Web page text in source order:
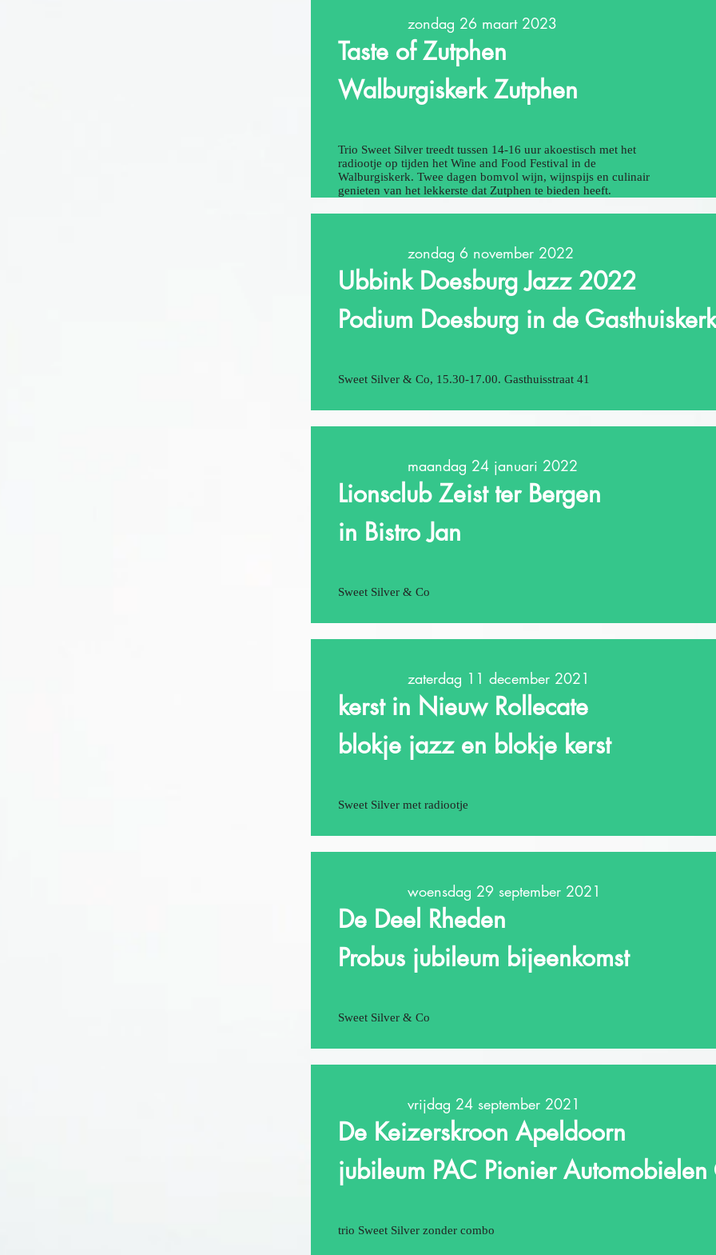
zondag 26 maart 2023
Taste of Zutphen
Walburgiskerk Zutphen
Trio Sweet Silver treedt tussen 14-16 uur akoestisch met het
radiootje op tijden het Wine and Food Festival in de
Walburgiskerk. Twee dagen bomvol wijn, wijnspijs en culinair
genieten van het lekkerste dat Zutphen te bieden heeft.
zondag 6 november 2022
Ubbink Doesburg Jazz 2022
Podium Doesburg in de Gasthuiskerk
Sweet Silver & Co, 15.30-17.00. Gasthuisstraat 41
maandag 24 januari 2022
Lionsclub Zeist ter Bergen
in Bistro Jan
Sweet Silver & Co
zaterdag 11 december 2021
kerst in Nieuw Rollecate
blokje jazz en blokje kerst
Sweet Silver met radiootje
woensdag 29 september 2021
De Deel Rheden
Probus jubileum bijeenkomst
Sweet Silver & Co
vrijdag 24 september 2021
De Keizerskroon Apeldoorn
jubileum PAC Pionier Automobielen
trio Sweet Silver zonder combo